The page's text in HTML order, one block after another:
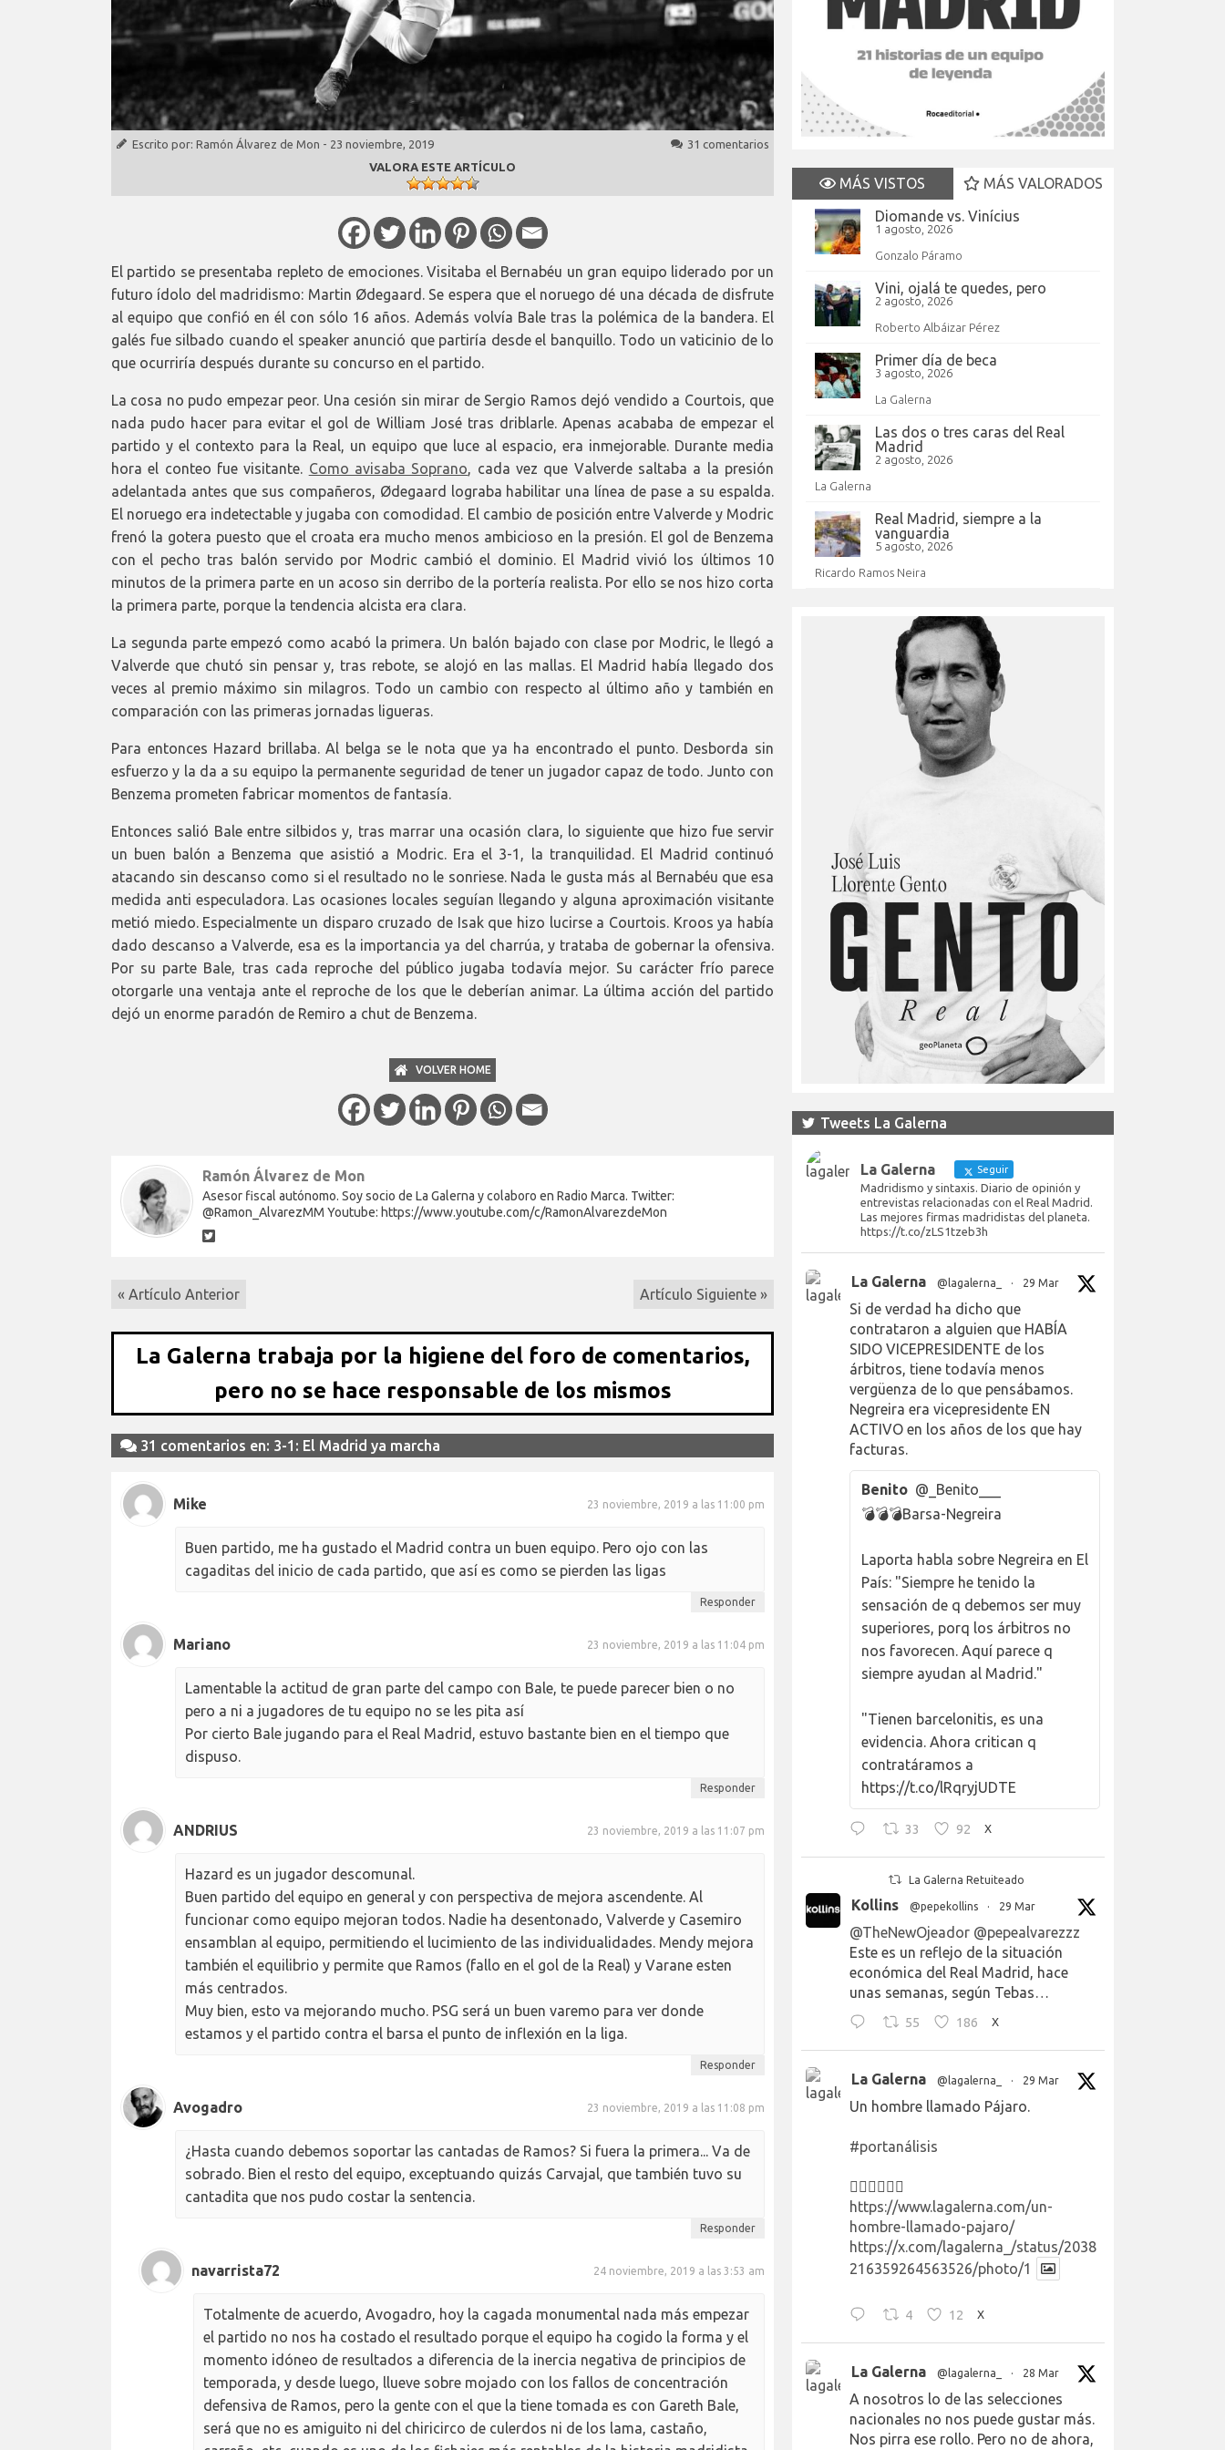
Escrito por: Ramón Álvarez de Mon - 23 noviembre, 2019
31 comentarios
VALORA ESTE ARTÍCULO
El partido se presentaba repleto de emociones. Visitaba el Bernabéu un gran equipo liderado por un
futuro ídolo del madridismo: Martin Ødegaard. Se espera que el noruego dé una década de disfrute
al equipo que confió en él con sólo 16 años. Además volvía Bale tras la polémica de la bandera. El
galés fue silbado cuando el speaker anunció que partiría desde el banquillo. Todo un vaticinio de lo
que ocurriría después durante su concurso en el partido.
La cosa no pudo empezar peor. Una cesión sin mirar de Sergio Ramos dejó vendido a Courtois, que
nada pudo hacer para evitar el gol de William José tras driblarle. Apenas acababa de empezar el
partido y el contexto para la Real, un equipo que luce al espacio, era inmejorable. Durante media
hora el conteo fue visitante. Como avisaba Soprano, cada vez que Valverde saltaba a la presión
adelantada antes que sus compañeros, Ødegaard lograba habilitar una línea de pase a su espalda.
El noruego era indetectable y jugaba con comodidad. El cambio de posición entre Valverde y Modric
frenó la gotera puesto que el croata era mucho menos ambicioso en la presión. El gol de Benzema
con el pecho tras balón servido por Modric cambió el dominio. El Madrid vivió los últimos 10
minutos de la primera parte en un acoso sin derribo de la portería realista. Por ello se nos hizo corta
la primera parte, porque la tendencia alcista era clara.
La segunda parte empezó como acabó la primera. Un balón bajado con clase por Modric, le llegó a
Valverde que chutó sin pensar y, tras rebote, se alojó en las mallas. El Madrid había llegado dos
veces al premio máximo sin milagros. Todo un cambio con respecto al último año y también en
comparación con las primeras jornadas ligueras.
Para entonces Hazard brillaba. Al belga se le nota que ya ha encontrado el punto. Desborda sin
esfuerzo y la da a su equipo la permanente seguridad de tener un jugador capaz de todo. Junto con
Benzema prometen fabricar momentos de fantasía.
Entonces salió Bale entre silbidos y, tras marrar una ocasión clara, lo siguiente que hizo fue servir
un buen balón a Benzema que asistió a Modric. Era el 3-1, la tranquilidad. El Madrid continuó
atacando sin descanso como si el resultado no le sonriese. Nada le gusta más al Bernabéu que esa
medida anti especuladora. Las ocasiones locales seguían llegando y alguna aproximación visitante
metió miedo. Especialmente un disparo cruzado de Isak que hizo lucirse a Courtois. Kroos ya había
dado descanso a Valverde, esa es la importancia ya del charrúa, y trataba de gobernar la ofensiva.
Por su parte Bale, tras cada reproche del público jugaba todavía mejor. Su carácter frío parece
otorgarle una ventaja ante el reproche de los que le deberían animar. La última acción del partido
dejó un enorme paradón de Remiro a chut de Benzema.
VOLVER HOME
Ramón Álvarez de Mon
Asesor fiscal autónomo. Soy socio de La Galerna y colaboro en Radio Marca. Twitter:
@Ramon_AlvarezMM Youtube: https://www.youtube.com/c/RamonAlvarezdeMon
« Artículo Anterior Artículo Siguiente »
La Galerna trabaja por la higiene del foro de comentarios,
pero no se hace responsable de los mismos
31 comentarios en: 3-1: El Madrid ya marcha
Mike 23 noviembre, 2019 a las 11:00 pm
Buen partido, me ha gustado el Madrid contra un buen equipo. Pero ojo con las
cagaditas del inicio de cada partido, que así es como se pierden las ligas
Responder
Mariano 23 noviembre, 2019 a las 11:04 pm
Lamentable la actitud de gran parte del campo con Bale, te puede parecer bien o no
pero a ni a jugadores de tu equipo no se les pita así
Por cierto Bale jugando para el Real Madrid, estuvo bastante bien en el tiempo que
dispuso.
Responder
ANDRIUS 23 noviembre, 2019 a las 11:07 pm
Hazard es un jugador descomunal.
Buen partido del equipo en general y con perspectiva de mejora ascendente. Al
funcionar como equipo mejoran todos. Nadie ha desentonado, Valverde y Casemiro
ensamblan al equipo, permitiendo el lucimiento de las individualidades. Mendy mejora
también el equilibrio y permite que Ramos (fallo en el gol de la Real) y Varane esten
más centrados.
Muy bien, esto va mejorando mucho. PSG será un buen varemo para ver donde
estamos y el partido contra el barsa el punto de inflexión en la liga.
Responder
Avogadro 23 noviembre, 2019 a las 11:08 pm
¿Hasta cuando debemos soportar las cantadas de Ramos? Si fuera la primera... Va de
sobrado. Bien el resto del equipo, exceptuando quizás Carvajal, que también tuvo su
cantadita que nos pudo costar la sentencia.
Responder
navarrista72 24 noviembre, 2019 a las 3:53 am
Totalmente de acuerdo, Avogadro, hoy la cagada monumental nada más empezar
el partido no nos ha costado el resultado porque el equipo ha cogido la forma y el
momento idóneo de resultados a diferencia de la inercia negativa de principios de
temporada, y desde luego, llueve sobre mojado con los fallos de concentración
defensiva de Ramos, pero la gente con el que la tiene tomada es con Gareth Bale,
será que no es amiguito ni del chiricirco de culerdos ni de los lama, castaño,
MÁS VISTOS
MÁS VALORADOS
Diomande vs. Vinícius
1 agosto, 2026
Gonzalo Páramo
Vini, ojalá te quedes, pero
2 agosto, 2026
Roberto Albáizar Pérez
Primer día de beca
3 agosto, 2026
La Galerna
Las dos o tres caras del Real
Madrid
2 agosto, 2026
La Galerna
Real Madrid, siempre a la
vanguardia
5 agosto, 2026
Ricardo Ramos Neira
Tweets La Galerna
La Galerna Seguir
Madridismo y sintaxis. Diario de opinión y
entrevistas relacionadas con el Real Madrid.
Las mejores firmas madridistas del planeta.
https://t.co/zLS1tzeb3h
La Galerna @lagalerna_ · 29 Mar
Si de verdad ha dicho que
contrataron a alguien que HABÍA
SIDO VICEPRESIDENTE de los
árbitros, tiene todavía menos
vergüenza de lo que pensábamos.
Negreira era vicepresidente EN
ACTIVO en los años de los que hay
facturas.
Benito @_Benito___
💣💣💣Barsa-Negreira
Laporta habla sobre Negreira en El
País: "Siempre he tenido la
sensación de q debemos ser muy
superiores, porq los árbitros no
nos favorecen. Aquí parece q
siempre ayudan al Madrid."
"Tienen barcelonitis, es una
evidencia. Ahora critican q
contratáramos a
https://t.co/lRqryjUDTE
33 92 X
La Galerna Retuiteado
Kollins @pepekollins · 29 Mar
@TheNewOjeador @pepealvarezzz
Este es un reflejo de la situación
económica del Real Madrid, hace
unas semanas, según Tebas…
55 186 X
La Galerna @lagalerna_ · 29 Mar
Un hombre llamado Pájaro.
#portanálisis
👉🏻👉🏻👉🏻
https://www.lagalerna.com/un-
hombre-llamado-pajaro/
https://x.com/lagalerna_/status/2038
216359264563526/photo/1
4 12 X
La Galerna @lagalerna_ · 28 Mar
A nosotros lo de las selecciones
nacionales no nos puede gustar más.
Nos pirra ese rollo. Pero no de ahora,